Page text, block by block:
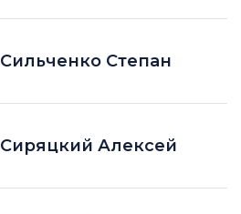
Сильченко Степан
Сиряцкий Алексей